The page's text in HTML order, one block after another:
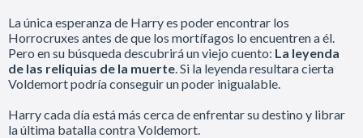
La única esperanza de Harry es poder encontrar los
Horrocruxes antes de que los mortífagos lo encuentren a él.
Pero en su búsqueda descubrirá un viejo cuento: La leyenda
de las reliquias de la muerte. Si la leyenda resultara cierta
Voldemort podría conseguir un poder inigualable.
Harry cada día está más cerca de enfrentar su destino y librar
la última batalla contra Voldemort.